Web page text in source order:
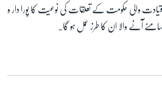
والی حکومت کے تعلقات کی نوعیت کا پورا دار و
آنے والا ان کا طرز عمل ہو گا۔